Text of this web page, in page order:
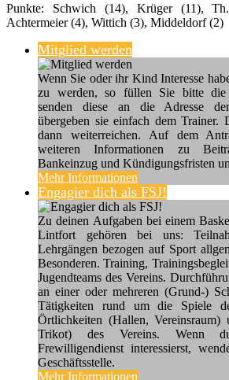
Punkte: Schwich (14), Krüger (11),
Achtermeier (4), Wittich (3), Middeldorf (2)
Mitglied werden
Wenn Sie oder ihr Kind Interesse
zu werden, so füllen Sie bitte die
senden diese an die Adresse
übergeben sie einfach dem Trainer.
dann weiterreichen. Auf dem
weiteren Informationen zu
Bankeinzug und Kündigungsfristen
Mehr Informationen
Engagier dich als FSJ!
Zu deinen Aufgaben bei einem
Lintfort gehören bei uns:
Lehrgängen bezogen auf Sport
Besonderen. Training,
Jugendteams des Vereins.
an einer oder mehreren (Grund-)
Tätigkeiten rund um die Spiele
Örtlichkeiten (Hallen, Vereinsraum)
Trikot) des Vereins. Wenn
Frewilligendienst interessierst,
Geschäftsstelle.
Mehr Informationen